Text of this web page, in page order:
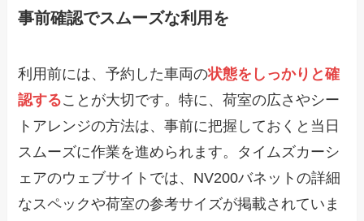
事前確認でスムーズな利用を
利用前には、予約した車両の状態をしっかりと確
認することが大切です。特に、荷室の広さやシー
トアレンジの方法は、事前に把握しておくと当日
スムーズに作業を進められます。タイムズカーシ
ェアのウェブサイトでは、NV200バネットの詳細
なスペックや荷室の参考サイズが掲載されていま